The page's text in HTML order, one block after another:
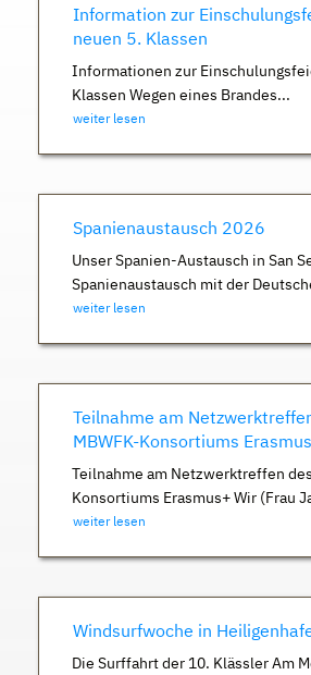
Information zur
neuen 5. Klassen
Informationen zur
Klassen Wegen eines Brandes...
weiter lesen
Spanienaustausch 2026
Unser Spanien-Austausch in San
Spanienaustausch mit der
weiter lesen
Teilnahme am
MBWFK-Konsortiums
Teilnahme am Netzwerktreffen
Konsortiums Erasmus+ Wir (Frau
weiter lesen
Windsurfwoche in
Die Surffahrt der 10. Klässler Am